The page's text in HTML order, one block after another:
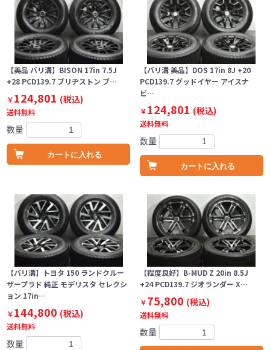
【美品 バリ溝】BISON 17in 7.5J
+28 PCD139.7 ブリヂストン ブ…
￥124,801 (税込)
送料無料
数量
カートに入れる
【バリ溝 美品】DOS 17in 8J +20
PCD139.7 グッドイヤー アイスナ
ビ…
￥124,801 (税込)
送料無料
数量
カートに入れる
【バリ溝】トヨタ 150 ランドクルー
ザープラド 純正 モデリスタ セレクシ
ョン 17in…
￥144,800 (税込)
送料無料
数量
【程度良好】B-MUD Z 20in 8.5J
+24 PCD139.7 ジオランダー X…
￥75,800 (税込)
送料無料
数量